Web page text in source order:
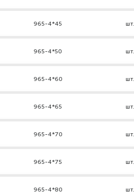
965-4*45 шт.
965-4*50 шт.
965-4*60 шт.
965-4*65 шт.
965-4*70 шт.
965-4*75 шт.
965-4*80 шт.